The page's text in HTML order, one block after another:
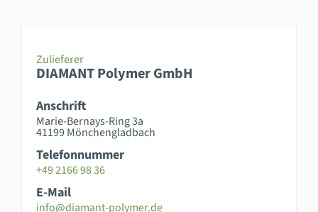
Zulieferer
DIAMANT Polymer GmbH
Anschrift
Marie-Bernays-Ring 3a
41199 Mönchengladbach
Telefonnummer
+49 2166 98 36
E-Mail
info@diamant-polymer.de